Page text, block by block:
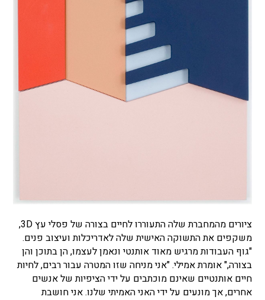
ציורים מהמחברת שלה התעוררו לחיים בצורה של פסלי עץ 3D,
משקפים את התשוקה האישית שלה לאדריכלות ועיצוב פנים.
"גוף העבודות מרגיש מאוד אותנטי ונאמן לעצמו, הן בתוכן והן
בצורה," אומרת אמילי. "אני מניחה שזו המטרה עבור רבים, לחיות
חיים אותנטיים שאינם מוכתבים על ידי הציפיות של אנשים
אחרים, אך מונעים על ידי האני האמיתי שלנו. אני חושבת